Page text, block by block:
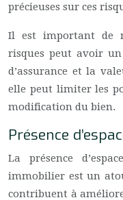
précieuses sur ces
Il est important de
risques peut avoir
d’assurance et la
elle peut limiter les
modification du bien.
Présence
La présence
immobilier est un
contribuent à